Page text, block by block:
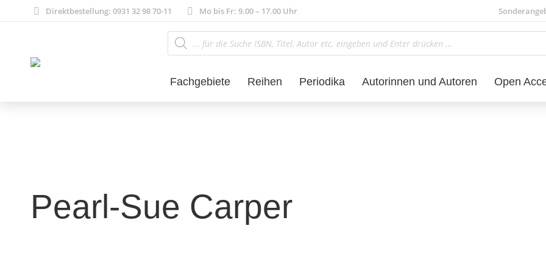
Direktbestellung: 0931 32 98 70-11 Mo bis Fr: 9.00 – 17.00 Uhr
Products
search
Fachgebiete Reihen Periodika Autorinnen und Autoren Open
Pearl-Sue Carper